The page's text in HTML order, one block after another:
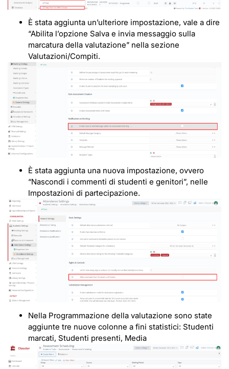
È stata aggiunta un’ulteriore impostazione, vale a dire
“Abilita l’opzione Salva e invia messaggio sulla
marcatura della valutazione” nella sezione
Valutazioni/Compiti.
È stata aggiunta una nuova impostazione, ovvero
“Nascondi i commenti di studenti e genitori”, nelle
Impostazioni di partecipazione.
Nella Programmazione della valutazione sono state
aggiunte tre nuove colonne a fini statistici: Studenti
marcati, Studenti presenti, Media